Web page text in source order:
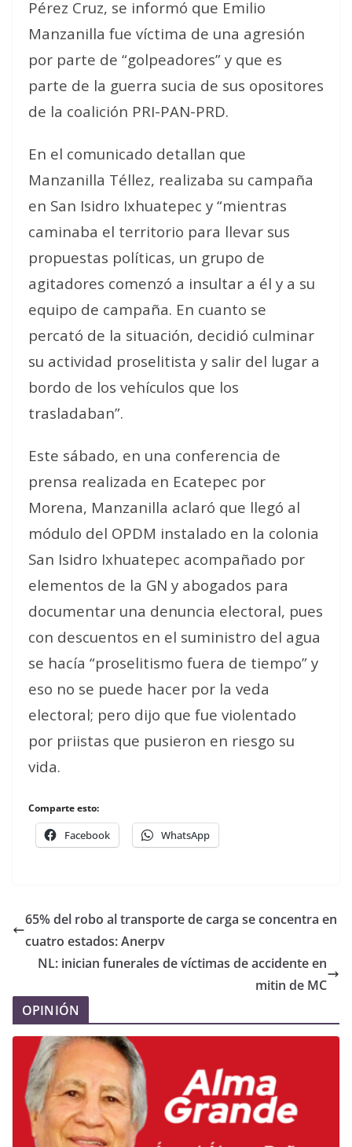
Pérez Cruz, se informó que Emilio
Manzanilla fue víctima de una agresión
por parte de “golpeadores” y que es
parte de la guerra sucia de sus opositores
de la coalición PRI-PAN-PRD.
En el comunicado detallan que
Manzanilla Téllez, realizaba su campaña
en San Isidro Ixhuatepec y “mientras
caminaba el territorio para llevar sus
propuestas políticas, un grupo de
agitadores comenzó a insultar a él y a su
equipo de campaña. En cuanto se
percató de la situación, decidió culminar
su actividad proselitista y salir del lugar a
bordo de los vehículos que los
trasladaban”.
Este sábado, en una conferencia de
prensa realizada en Ecatepec por
Morena, Manzanilla aclaró que llegó al
módulo del OPDM instalado en la colonia
San Isidro Ixhuatepec acompañado por
elementos de la GN y abogados para
documentar una denuncia electoral, pues
con descuentos en el suministro del agua
se hacía “proselitismo fuera de tiempo” y
eso no se puede hacer por la veda
electoral; pero dijo que fue violentado
por priistas que pusieron en riesgo su
vida.
Comparte esto:
Facebook WhatsApp
65% del robo al transporte de carga se concentra en
cuatro estados: Anerpv
NL: inician funerales de víctimas de accidente en
mitin de MC
OPINIÓN